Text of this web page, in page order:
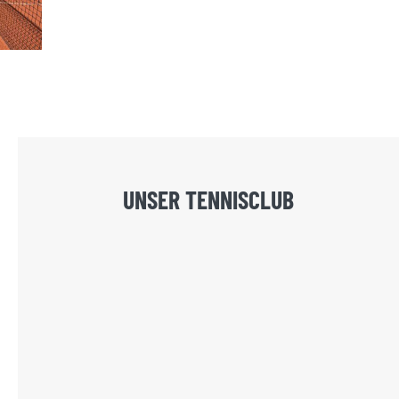
UNSER TENNISCLUB